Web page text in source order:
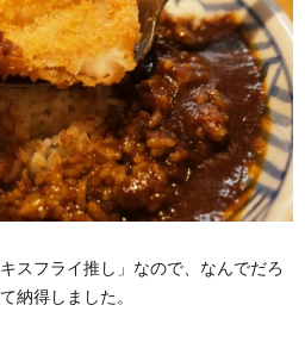
スフライ推し」なので、なんでだろ
納得しました。